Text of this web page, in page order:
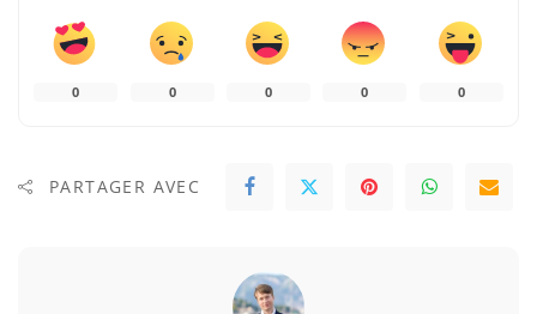
0 0 0 0 0
PARTAGER AVEC